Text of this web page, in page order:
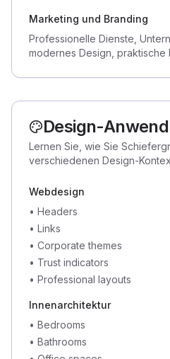
Marketing und Branding
Professionelle Dienste,
modernes Design, praktische
Design-
Lernen Sie, wie Sie
verschiedenen Design-
Webdesign
• Headers
• Links
• Corporate themes
• Trust indicators
• Professional layouts
Innenarchitektur
• Bedrooms
• Bathrooms